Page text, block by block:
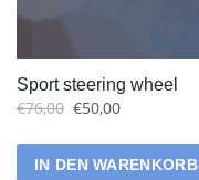
Sport steering wheel
€76,00 €50,00
IN DEN WARENKORB